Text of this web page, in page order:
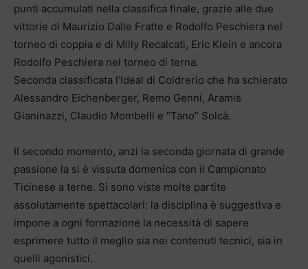
punti accumulati nella classifica finale, grazie alle due
vittorie di Maurizio Dalle Fratte e Rodolfo Peschiera nel
torneo di coppia e di Milly Recalcati, Eric Klein e ancora
Rodolfo Peschiera nel torneo di terna.
Seconda classificata l’Ideal di Coldrerio che ha schierato
Alessandro Eichenberger, Remo Genni, Aramis
Gianinazzi, Claudio Mombelli e “Tano” Solcà.
Il secondo momento, anzi la seconda giornata di grande
passione la si è vissuta domenica con il Campionato
Ticinese a terne. Si sono viste molte partite
assolutamente spettacolari: la disciplina è suggestiva e
impone a ogni formazione la necessità di sapere
esprimere tutto il meglio sia nei contenuti tecnici, sia in
quelli agonistici.